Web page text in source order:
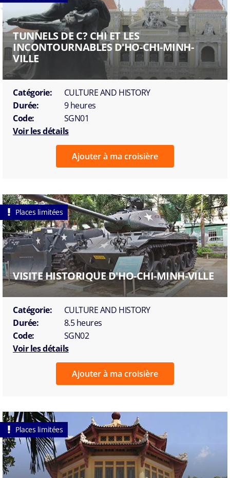
TUNNELS DE C? CHI ET LES
INCONTOURNABLES D'HO-CHI-MINH-
VILLE
Catégorie:
CULTURE AND HISTORY
Durée:
9 heures
Code:
SGN01
Voir les détails
Ajouter à ma croisière
Places limitées
VISITE HISTORIQUE D'HO-CHI-MINH-VILLE
Catégorie:
CULTURE AND HISTORY
Durée:
8.5 heures
Code:
SGN02
Voir les détails
Ajouter à ma croisière
Places limitées